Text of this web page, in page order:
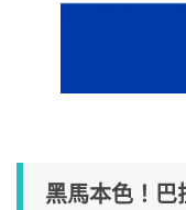
黑馬本色！